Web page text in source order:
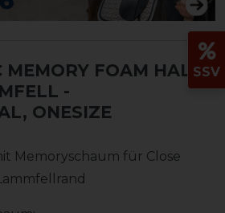
MEMORY FOAM HALF
-
ONESIZE
Memoryschaum für Close
SSV